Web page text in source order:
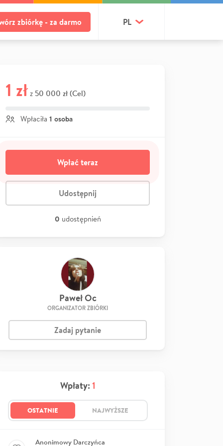
zbiórkę - za darmo PL
1 zł z 50 000 zł (Cel)
Wpłaciła 1 osoba
Wpłać teraz
Udostępnij
0 udostępnień
Paweł Oc
ORGANIZATOR ZBIÓRKI
Zadaj pytanie
Wpłaty: 1
OSTATNIE NAJWYŻSZE
Anonimowy Darczyńca